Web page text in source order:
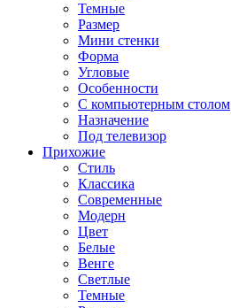
Темные
Размер
Мини стенки
Форма
Угловые
Особенности
С компьютерным столом
Назначение
Под телевизор
Прихожие
Стиль
Классика
Современные
Модерн
Цвет
Белые
Венге
Светлые
Темные